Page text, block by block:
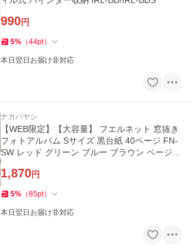
990円
5% （44pt）
本日翌日お届け非対応
ナカバヤシ
【WEB限定】【大容量】 フエルネット 窓抜き
フォトアルバム Sサイズ 黒台紙 40ページ FN-
SW レッド グリーン ブルー ブラウン ベージュ
1,870円
5% （85pt）
本日翌日お届け非対応